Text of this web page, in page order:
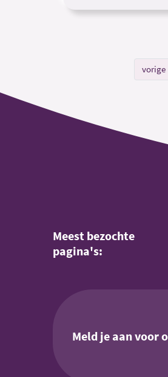
vorige
Meest bezochte
pagina's:
Meld je aan voor